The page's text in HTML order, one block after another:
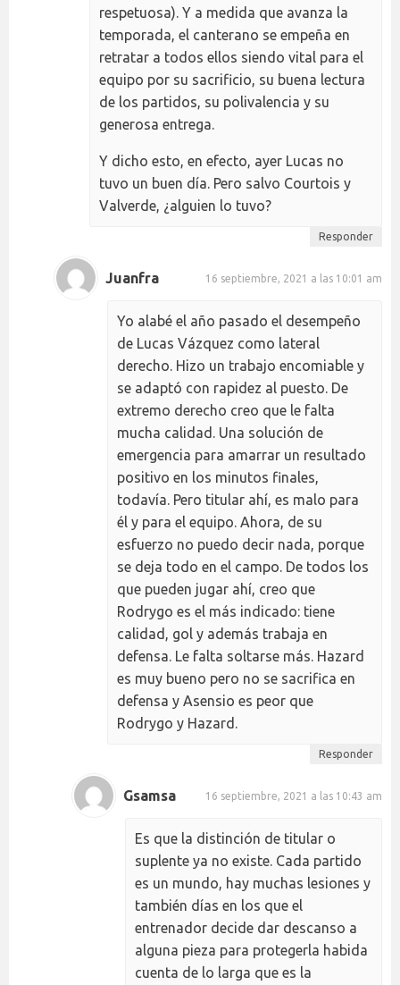
respetuosa). Y a medida que avanza la
temporada, el canterano se empeña en
retratar a todos ellos siendo vital para el
equipo por su sacrificio, su buena lectura
de los partidos, su polivalencia y su
generosa entrega.
Y dicho esto, en efecto, ayer Lucas no
tuvo un buen día. Pero salvo Courtois y
Valverde, ¿alguien lo tuvo?
Responder
Juanfra 16 septiembre, 2021 a las 10:01 am
Yo alabé el año pasado el desempeño
de Lucas Vázquez como lateral
derecho. Hizo un trabajo encomiable y
se adaptó con rapidez al puesto. De
extremo derecho creo que le falta
mucha calidad. Una solución de
emergencia para amarrar un resultado
positivo en los minutos finales,
todavía. Pero titular ahí, es malo para
él y para el equipo. Ahora, de su
esfuerzo no puedo decir nada, porque
se deja todo en el campo. De todos los
que pueden jugar ahí, creo que
Rodrygo es el más indicado: tiene
calidad, gol y además trabaja en
defensa. Le falta soltarse más. Hazard
es muy bueno pero no se sacrifica en
defensa y Asensio es peor que
Rodrygo y Hazard.
Responder
Gsamsa 16 septiembre, 2021 a las 10:43 am
Es que la distinción de titular o
suplente ya no existe. Cada partido
es un mundo, hay muchas lesiones y
también días en los que el
entrenador decide dar descanso a
alguna pieza para protegerla habida
cuenta de lo larga que es la